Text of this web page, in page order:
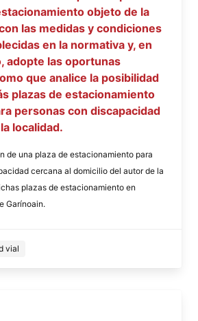
objeto de la
las medidas y condiciones
en la normativa y, en
adopte las oportunas
que analice la posibilidad
plazas de estacionamiento
personas con discapacidad
localidad.
de una plaza de estacionamiento para
cercana al domicilio del autor de la
plazas de estacionamiento en
Garínoain.
vial